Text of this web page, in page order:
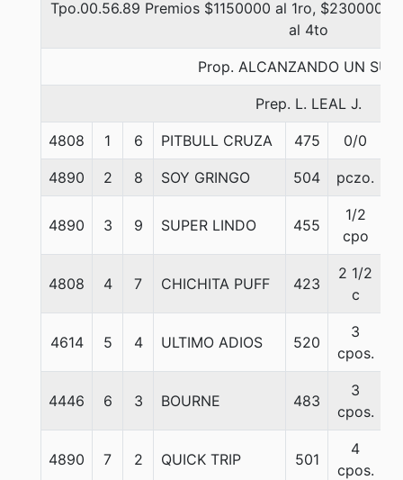
Tpo.00.56.89 Premios $1150000 al 1ro, $230000
al 4to
Prop. ALCANZANDO UN
Prep. L. LEAL J.
4808 1 6 PITBULL CRUZA 475 0/0
4890 2 8 SOY GRINGO 504 pczo.
4890 3 9 SUPER LINDO 455
1/2
cpo
4808 4 7 CHICHITA PUFF 423
2 1/2
c
4614 5 4 ULTIMO ADIOS 520
3
cpos.
4446 6 3 BOURNE 483
3
cpos.
4890 7 2 QUICK TRIP 501
4
cpos.